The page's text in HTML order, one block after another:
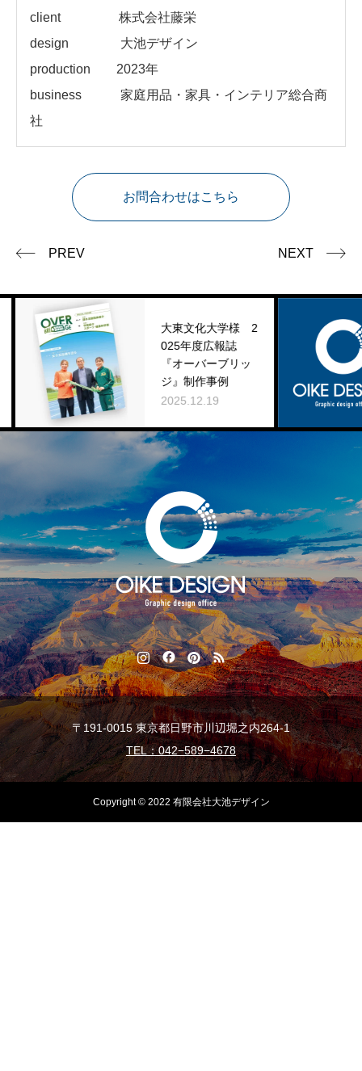
client 株式会社藤栄
design 大池デザイン
production 2023年
business 家庭用品・家具・インテリア総合商
社
お問合わせはこちら
PREV NEXT
大東文化大学様 2
025年度広報誌
『オーバーブリッ
ジ』制作事例
2025.12.19
知
〒191-0015 東京都日野市川辺堀之内264-1
TEL：042−589−4678
Copyright © 2022 有限会社大池デザイン